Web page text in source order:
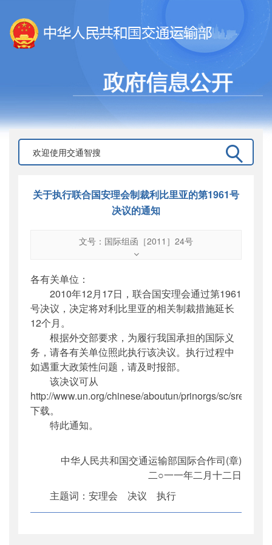
关于执行联合国安理会制裁利比里亚的第1961号
决议的通知
文号：国际组函［2011］24号
国际组函［2011］24号
公开日期 ：
主题词 ： 安理会;决议;执行;利比里亚;1961号
机构分类
主题分类：其他
公文类型：部函
各有关单位：
2010年12月17日，联合国安理会通过第1961
号决议，决定将对利比里亚的相关制裁措施延长
12个月。
根据外交部要求，为履行我国承担的国际义
务，请各有关单位照此执行该决议。执行过程中
如遇重大政策性问题，请及时报部。
该决议可从
http://www.un.org/chinese/aboutun/prinorgs/sc/sres/
下载。
特此通知。
中华人民共和国交通运输部国际合作司(章)
二○一一年二月十二日
主题词：安理会 决议 执行